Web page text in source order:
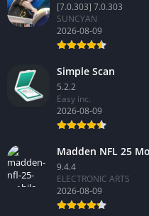
[7.0.303] 7.0.303
SUNCYAN
2026-08-09
Simple Scan
5.2.2
Easy inc.
2026-08-09
Madden NFL 25
9.4.4
ELECTRONIC ARTS
2026-08-09